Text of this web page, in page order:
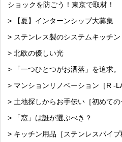
ショックを防ごう！東京で取材！
> 【夏】インターンシップ大募集
> ステンレス製のシステムキッチン
> 北欧の優しい光
> 「一つひとつがお洒落」を追求。
> マンションリノベーション［R -
> 土地探しからお手伝い［初めての
> 「窓」は誰が選ぶべき？
> キッチン用品［ステンレスパイプ